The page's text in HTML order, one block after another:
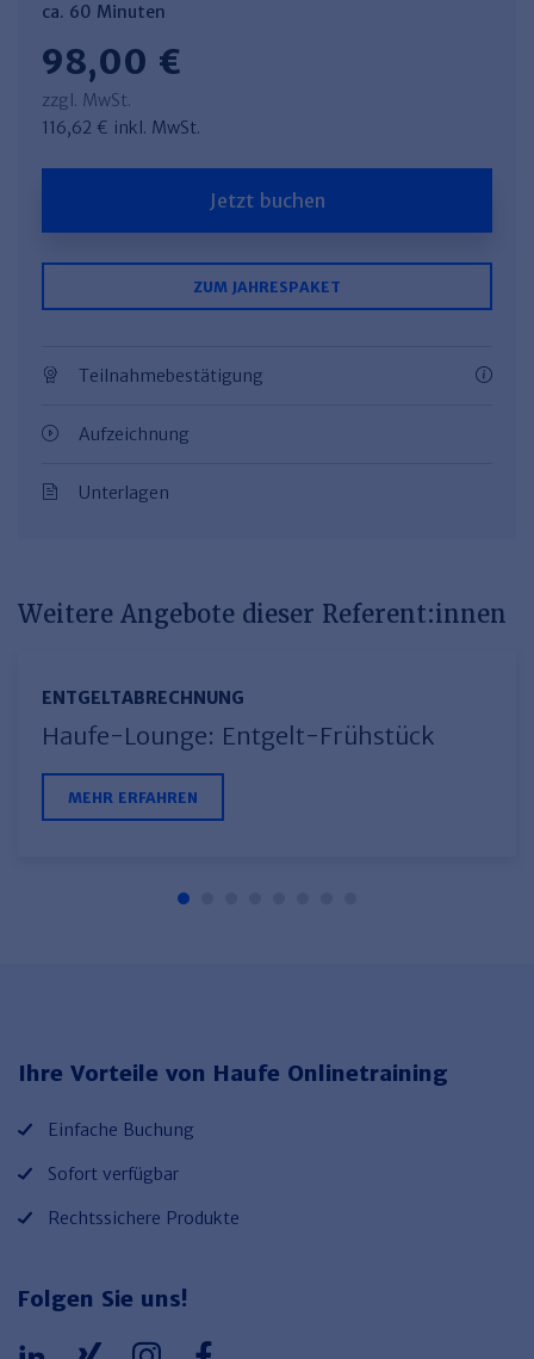
ca. 60 Minuten
98,00 €
zzgl. MwSt.
116,62 € inkl. MwSt.
Jetzt buchen
ZUM JAHRESPAKET
Teilnahmebestätigung
Aufzeichnung
Unterlagen
Weitere Angebote dieser Referent:innen
ENTGELTABRECHNUNG
Haufe-Lounge: Entgelt-Frühstück
MEHR ERFAHREN
Ihre Vorteile von Haufe Onlinetraining
Einfache Buchung
Sofort verfügbar
Rechtssichere Produkte
Folgen Sie uns!